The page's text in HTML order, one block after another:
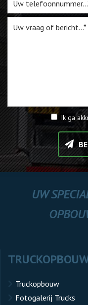
Ik ga
UW
Truckopbouw
Fotogalerij Trucks